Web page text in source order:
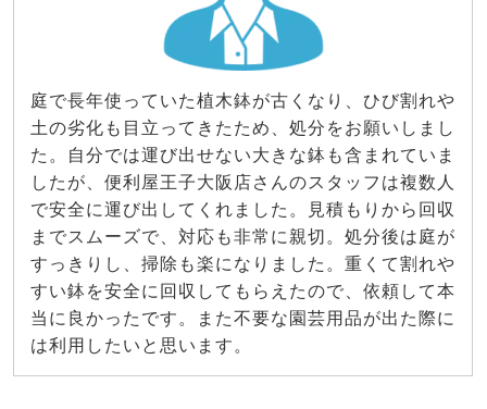
庭で長年使っていた植木鉢が古くなり、ひび割れや
土の劣化も目立ってきたため、処分をお願いしまし
た。自分では運び出せない大きな鉢も含まれていま
したが、便利屋王子大阪店さんのスタッフは複数人
で安全に運び出してくれました。見積もりから回収
までスムーズで、対応も非常に親切。処分後は庭が
すっきりし、掃除も楽になりました。重くて割れや
すい鉢を安全に回収してもらえたので、依頼して本
当に良かったです。また不要な園芸用品が出た際に
は利用したいと思います。